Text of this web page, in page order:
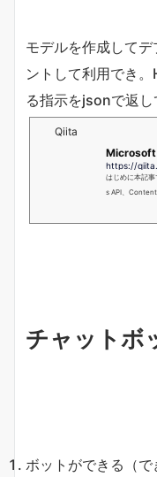
モデルを作成して
ントして利用でき
る指示をjsonで返し
Qiita
Microsoft
https://
はじめに本記
s API、
チャットボ
ボットができる（